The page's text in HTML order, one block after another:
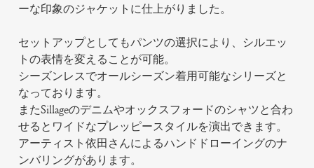
ーな印象のジャケットに仕上がりました。
セットアップとしてもパンツの選択により、シルエッ
トの表情を変えることが可能。
シーズンレスでオールシーズン着用可能なシリーズと
なっております。
またSillageのデニムやオックスフォードのシャツと合わ
せるとワイドなプレッピースタイルを演出できます。
アーティスト依田さんによるハンドドローイングのナ
ンバリングがあります。